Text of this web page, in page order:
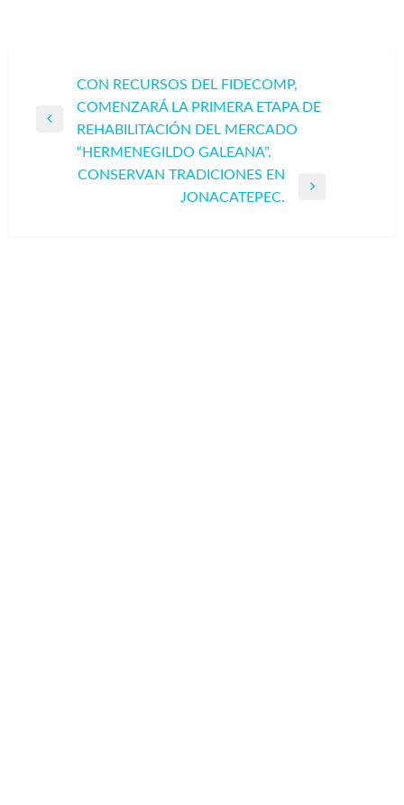
Navegación
de
entradas
Entrada
anterior
CON RECURSOS DEL FIDECOMP,
COMENZARÁ LA PRIMERA ETAPA DE
REHABILITACIÓN DEL MERCADO
“HERMENEGILDO GALEANA”.
CONSERVAN TRADICIONES EN
JONACATEPEC.